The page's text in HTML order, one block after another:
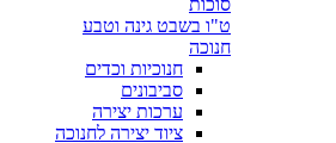
סוכות
ט"ו בשבט גינה וטבע
חנוכה
חנוכיות וכדים
סביבונים
ערכות יצירה
ציוד יצירה לחנוכה